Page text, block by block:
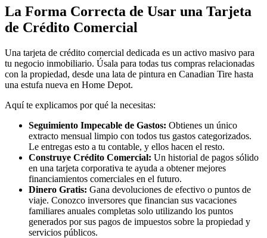
La Forma Correcta de Usar una Tarjeta
de Crédito Comercial
Una tarjeta de crédito comercial dedicada es un activo masivo para
tu negocio inmobiliario. Úsala para todas tus compras relacionadas
con la propiedad, desde una lata de pintura en Canadian Tire hasta
una estufa nueva en Home Depot.
Aquí te explicamos por qué la necesitas:
Seguimiento Impecable de Gastos: Obtienes un único
extracto mensual limpio con todos tus gastos categorizados.
Le entregas esto a tu contable, y ellos hacen el resto.
Construye Crédito Comercial: Un historial de pagos sólido
en una tarjeta corporativa te ayuda a obtener mejores
financiamientos comerciales en el futuro.
Dinero Gratis: Gana devoluciones de efectivo o puntos de
viaje. Conozco inversores que financian sus vacaciones
familiares anuales completas solo utilizando los puntos
generados por sus pagos de impuestos sobre la propiedad y
servicios públicos.